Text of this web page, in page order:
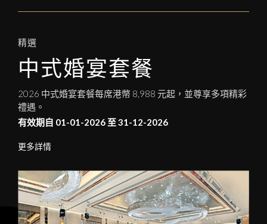
精選
中式婚宴套餐
2026 中式婚宴套餐每席港幣 8,988 元起，並尊享多項精彩
禮遇。
有效期自 01-01-2026 至 31-12-2026
更多詳情